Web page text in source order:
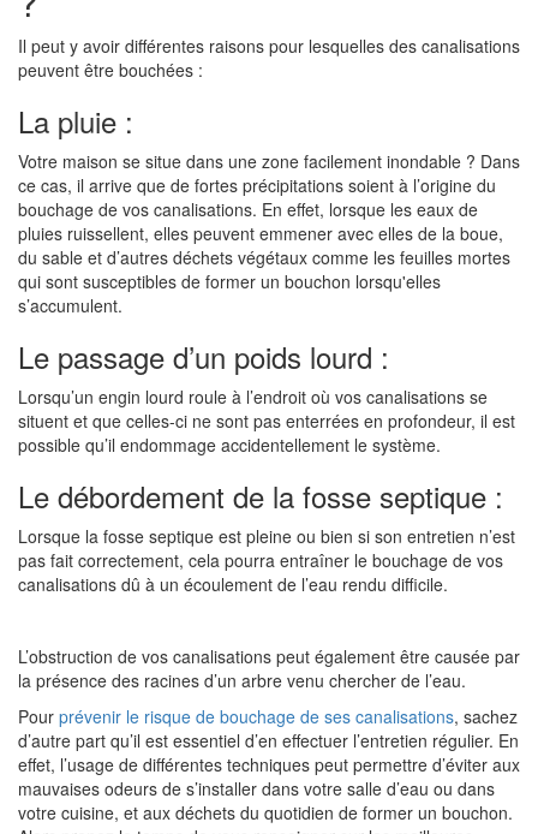
Il peut y avoir différentes raisons pour lesquelles des canalisations
peuvent être bouchées :
La pluie :
Votre maison se situe dans une zone facilement inondable ? Dans
ce cas, il arrive que de fortes précipitations soient à l’origine du
bouchage de vos canalisations. En effet, lorsque les eaux de
pluies ruissellent, elles peuvent emmener avec elles de la boue,
du sable et d’autres déchets végétaux comme les feuilles mortes
qui sont susceptibles de former un bouchon lorsqu'elles
s’accumulent.
Le passage d’un poids lourd :
Lorsqu’un engin lourd roule à l’endroit où vos canalisations se
situent et que celles-ci ne sont pas enterrées en profondeur, il est
possible qu’il endommage accidentellement le système.
Le débordement de la fosse septique :
Lorsque la fosse septique est pleine ou bien si son entretien n’est
pas fait correctement, cela pourra entraîner le bouchage de vos
canalisations dû à un écoulement de l’eau rendu difficile.
L’obstruction de vos canalisations peut également être causée par
la présence des racines d’un arbre venu chercher de l’eau.
Pour prévenir le risque de bouchage de ses canalisations, sachez
d’autre part qu’il est essentiel d’en effectuer l’entretien régulier. En
effet, l’usage de différentes techniques peut permettre d’éviter aux
mauvaises odeurs de s’installer dans votre salle d’eau ou dans
votre cuisine, et aux déchets du quotidien de former un bouchon.